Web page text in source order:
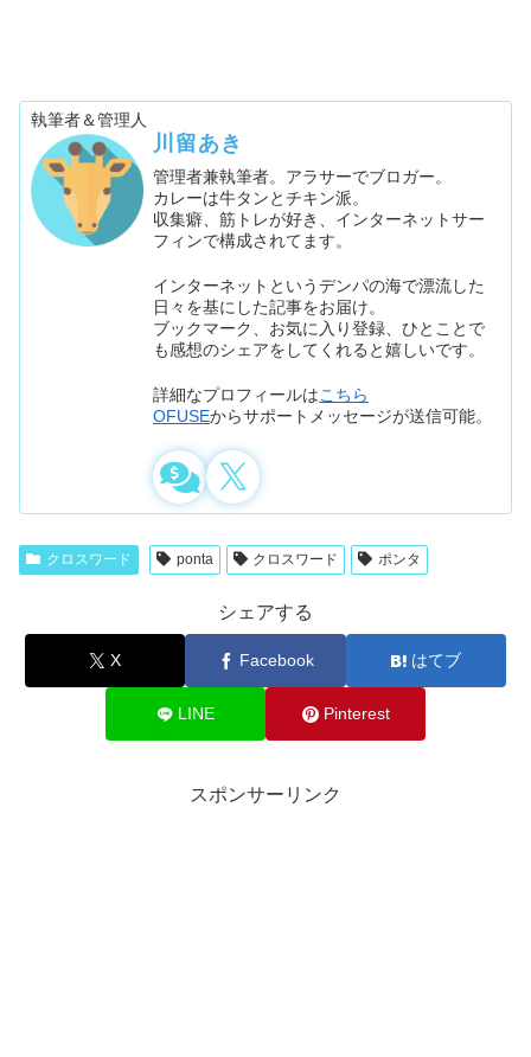
執筆者＆管理人
川留あき
管理者兼執筆者。アラサーでブロガー。
カレーは牛タンとチキン派。
収集癖、筋トレが好き、インターネットサー
フィンで構成されてます。
インターネットというデンパの海で漂流した
日々を基にした記事をお届け。
ブックマーク、お気に入り登録、ひとことで
も感想のシェアをしてくれると嬉しいです。
詳細なプロフィールはこちら
OFUSEからサポートメッセージが送信可能。
クロスワード ponta クロスワード ポンタ
シェアする
X Facebook はてブ
LINE Pinterest
スポンサーリンク